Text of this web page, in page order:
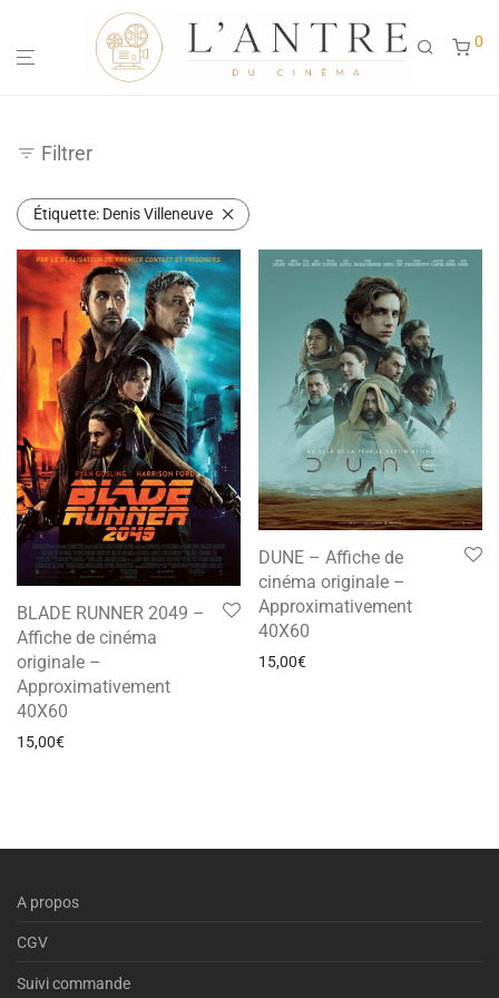
0
Filtrer
Étiquette: Denis Villeneuve
BLADE RUNNER 2049 –
Affiche de cinéma
originale –
Approximativement
40X60
15,00€
DUNE – Affiche de
cinéma originale –
Approximativement
40X60
15,00€
A propos
CGV
Suivi commande